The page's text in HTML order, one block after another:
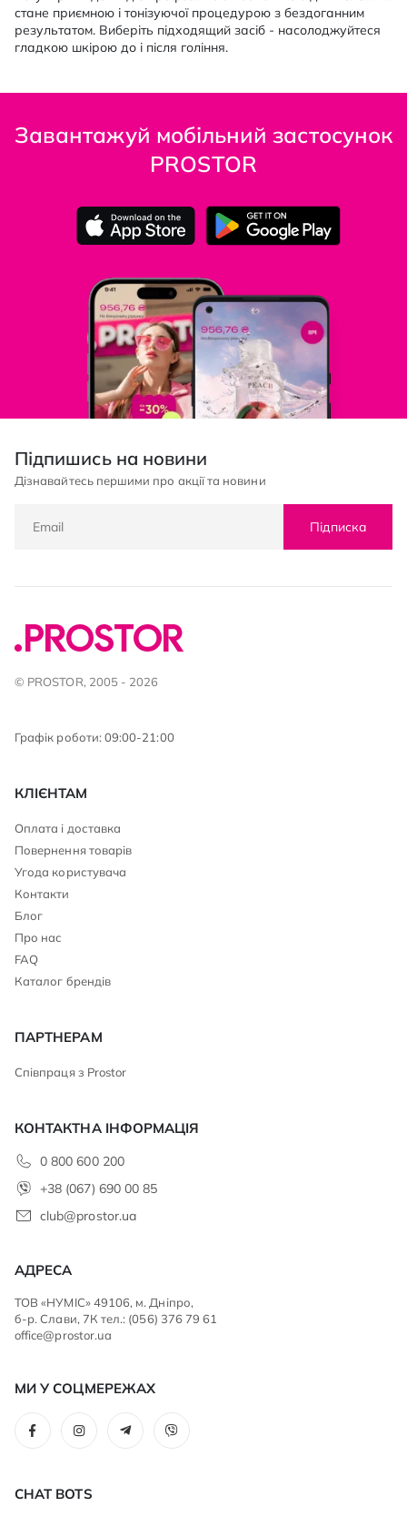
стане приємною і тонізуючої процедурою з бездоганним
результатом. Виберіть підходящий засіб - насолоджуйтеся
гладкою шкірою до і після гоління.
Завантажуй мобільний застосунок
PROSTOR
Підпишись на новини
Дізнавайтесь першими про акції та новини
Підписка
© PROSTOR, 2005 - 2026
Графік роботи: 09:00-21:00
КЛІЄНТАМ
Оплата і доставка
Повернення товарів
Угода користувача
Контакти
Блог
Про нас
FAQ
Каталог брендів
ПАРТНЕРАМ
Співпраця з Prostor
КОНТАКТНА ІНФОРМАЦІЯ
0 800 600 200
+38 (067) 690 00 85
club@prostor.ua
АДРЕСА
ТОВ «НУМІС» 49106, м. Дніпро,
б-р. Слави, 7К тел.: (056) 376 79 61
office@prostor.ua
МИ У СОЦМЕРЕЖАХ
CHAT BOTS